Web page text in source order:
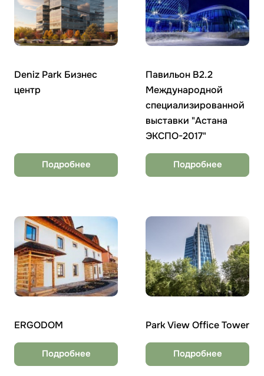
Deniz Park Бизнес
центр
Подробнее
Павильон В2.2
Международной
специализированной
выставки "Астана
ЭКСПО-2017"
Подробнее
ERGODOM
Подробнее
Park View Office Tower
Подробнее